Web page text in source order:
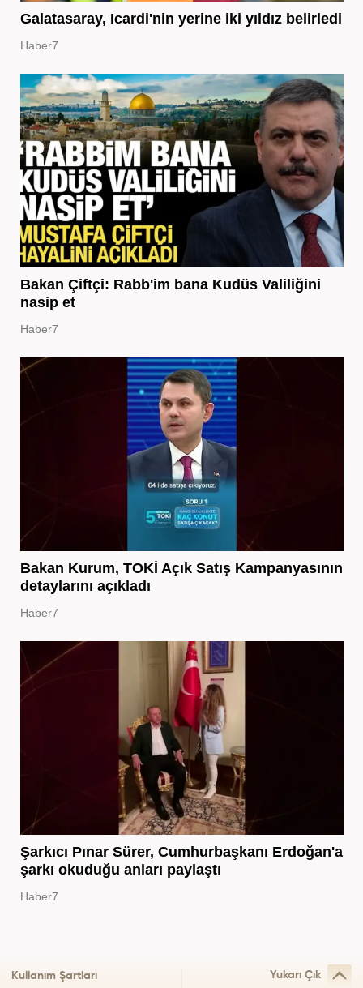
Galatasaray, Icardi'nin yerine iki yıldız belirledi
Haber7
Bakan Çiftçi: Rabb'im bana Kudüs Valiliğini
nasip et
Haber7
Bakan Kurum, TOKİ Açık Satış Kampanyasının
detaylarını açıkladı
Haber7
Şarkıcı Pınar Sürer, Cumhurbaşkanı Erdoğan'a
şarkı okuduğu anları paylaştı
Haber7
Kullanım Şartları Yukarı Çık